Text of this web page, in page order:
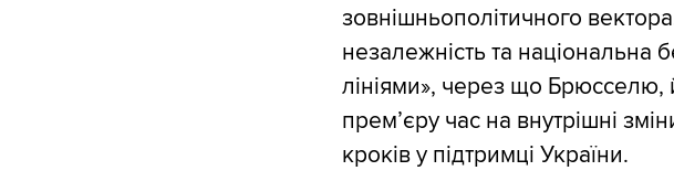
зовнішньополітичного
незалежність та
лініями», через що Брюсселю,
прем’єру час на внутрішні
кроків у підтримці України.